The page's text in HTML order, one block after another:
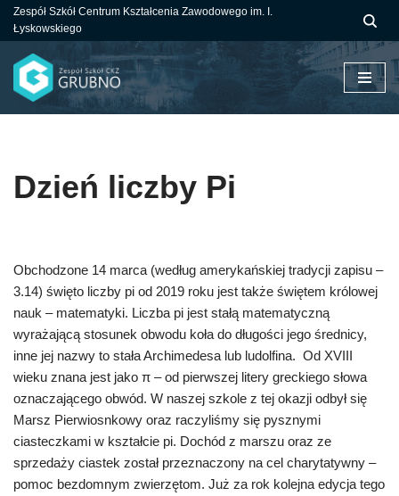
do
treści
Zespół Szkół Centrum Kształcenia Zawodowego im. I.
Łyskowskiego
Dzień liczby Pi
Obchodzone 14 marca (według amerykańskiej tradycji zapisu –
3.14) święto liczby pi od 2019 roku jest także świętem królowej
nauk – matematyki. Liczba pi jest stałą matematyczną
wyrażającą stosunek obwodu koła do długości jego średnicy,
inne jej nazwy to stała Archimedesa lub ludolfina. Od XVIII
wieku znana jest jako π – od pierwszej litery greckiego słowa
oznaczającego obwód. W naszej szkole z tej okazji odbył się
Marsz Pierwiosnkowy oraz raczyliśmy się pysznymi
ciasteczkami w kształcie pi. Dochód z marszu oraz ze
sprzedaży ciastek został przeznaczony na cel charytatywny –
pomoc bezdomnym zwierzętom. Już za rok kolejna edycja tego